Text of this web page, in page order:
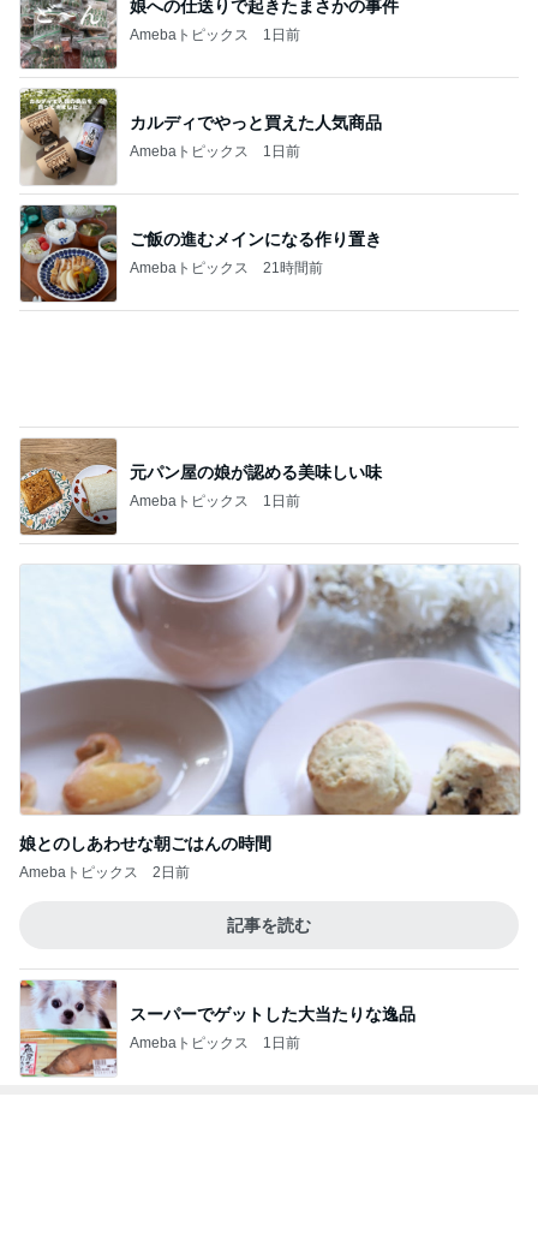
娘への仕送りで起きたまさかの事件
Amebaトピックス 1日前
カルディでやっと買えた人気商品
Amebaトピックス 1日前
ご飯の進むメインになる作り置き
Amebaトピックス 21時間前
元パン屋の娘が認める美味しい味
Amebaトピックス 1日前
娘とのしあわせな朝ごはんの時間
Amebaトピックス 2日前
記事を読む
スーパーでゲットした大当たりな逸品
Amebaトピックス 1日前